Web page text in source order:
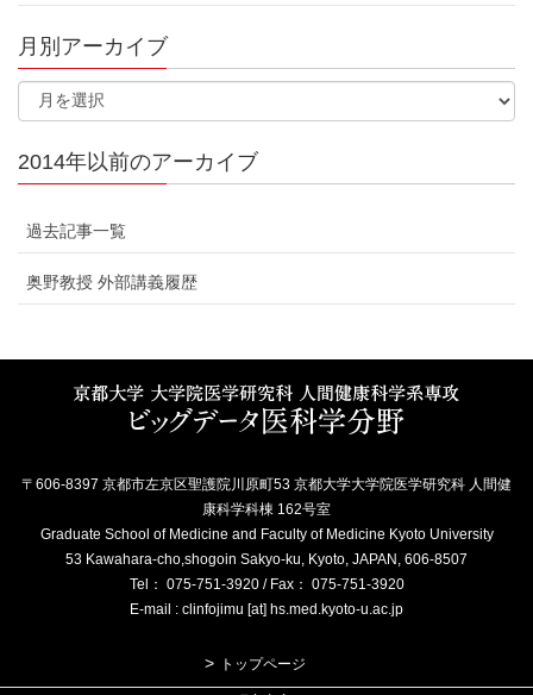
月別アーカイブ
2014年以前のアーカイブ
過去記事一覧
奥野教授 外部講義履歴
〒606-8397 京都市左京区聖護院川原町53 京都大学大学院医学研究科 人間健
康科学科棟 162号室
Graduate School of Medicine and Faculty of Medicine Kyoto University
53 Kawahara-cho,shogoin Sakyo-ku, Kyoto, JAPAN, 606-8507
Tel： 075-751-3920 / Fax： 075-751-3920
E-mail : clinfojimu [at] hs.med.kyoto-u.ac.jp
トップページ